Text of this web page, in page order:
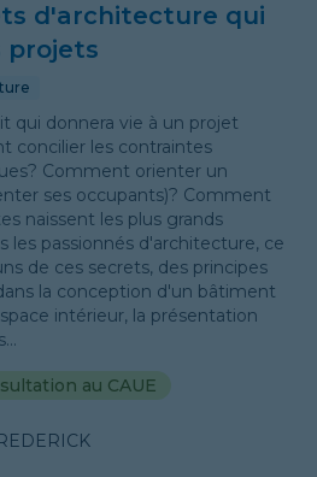
d'architecture qui
projets
qui donnera vie à un projet
concilier les contraintes
Comment orienter un
ses occupants)? Comment
naissent les plus grands
les passionnés d'architecture, ce
de ces secrets, des principes
la conception d'un bâtiment
intérieur, la présentation
au CAUE